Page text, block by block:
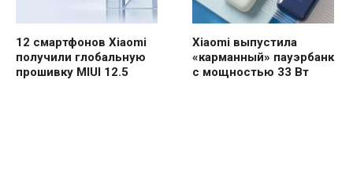
12 смартфонов Xiaomi
получили глобальную
прошивку MIUI 12.5
Xiaomi выпустила
«карманный» пауэрбанк
с мощностью 33 Вт